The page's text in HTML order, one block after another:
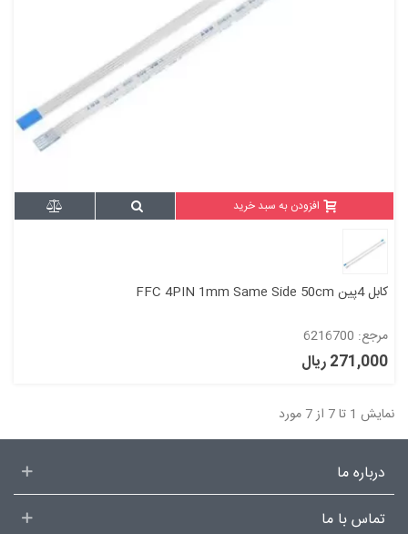
افزودن به سبد خرید
کابل 4پین FFC 4PIN 1mm Same Side 50cm
مرجع: 6216700
271,000 ریال
نمایش 1 تا 7 از 7 مورد
درباره ما
تماس با ما